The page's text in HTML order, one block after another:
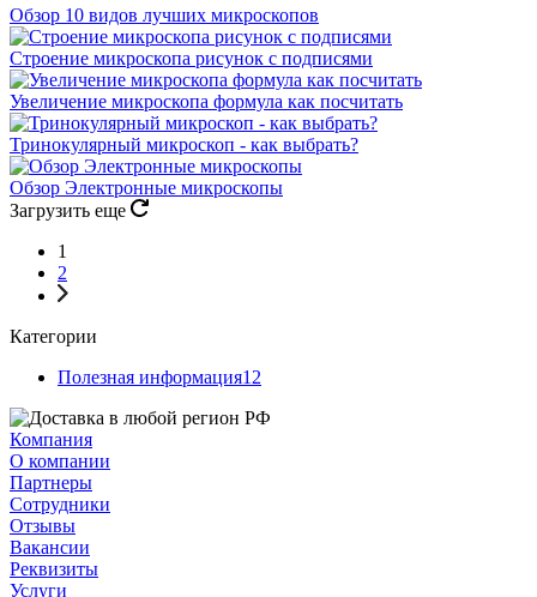
Обзор 10 видов лучших микроскопов
Строение микроскопа рисунок с подписями
Увеличение микроскопа формула как посчитать
Тринокулярный микроскоп - как выбрать?
Обзор Электронные микроскопы
Загрузить еще
1
2
Категории
Полезная информация12
Компания
О компании
Партнеры
Сотрудники
Отзывы
Вакансии
Реквизиты
Услуги